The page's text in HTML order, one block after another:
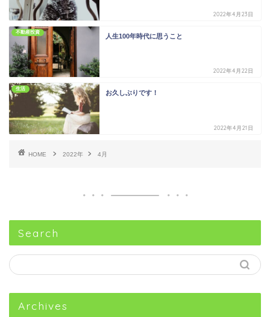
2022年4月23日
不動産投資
人生100年時代に思うこと
2022年4月22日
生活
お久しぶりです！
2022年4月21日
HOME 2022年 4月
Search
Archives